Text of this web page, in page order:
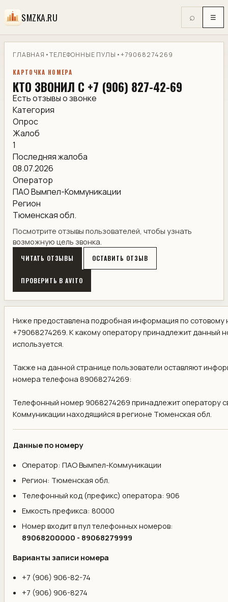
SMZKA.RU ⌕ ☰
ГЛАВНАЯ •ТЕЛЕФОННЫЕ ПУЛЫ •+79068274269
КАРТОЧКА НОМЕРА
КТО ЗВОНИЛ С +7 (906) 827-42-69
Есть отзывы о звонке
Категория
Опрос
Жалоб
1
Последняя жалоба
08.07.2026
Оператор
ПАО Вымпел-Коммуникации
Регион
Тюменская обл.
Посмотрите отзывы пользователей, чтобы узнать
возможную цель звонка.
ЧИТАТЬ ОТЗЫВЫ ОСТАВИТЬ ОТЗЫВ
ПРОВЕРИТЬ В AVITO
Ниже предоставлена подробная информация по
+79068274269. К какому оператору принадлежит данный
используется.
Также на данной странице пользователи оставляют
номера телефона 89068274269:
Телефонный номер 9068274269 принадлежит оператору
Коммуникации находящийся в регионе Тюменская обл.
Данные по номеру
Оператор: ПАО Вымпел-Коммуникации
Регион: Тюменская обл.
Телефонный код (префикс) оператора: 906
Емкость префикса: 80000
Номер входит в пул телефонных номеров:
89068200000 - 89068279999
Варианты записи номера
+7 (906) 906-82-74
+7 (906) 906-8274